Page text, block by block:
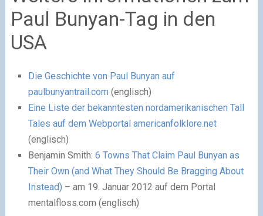
Paul Bunyan-Tag in den
USA
Die Geschichte von Paul Bunyan auf
paulbunyantrail.com (englisch)
Eine Liste der bekanntesten nordamerikanischen Tall
Tales auf dem Webportal americanfolklore.net
(englisch)
Benjamin Smith: 6 Towns That Claim Paul Bunyan as
Their Own (and What They Should Be Bragging About
Instead) – am 19. Januar 2012 auf dem Portal
mentalfloss.com (englisch)